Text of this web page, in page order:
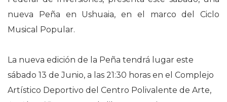
nueva Peña en Ushuaia, en el marco del Ciclo
Musical Popular.
La nueva edición de la Peña tendrá lugar este
sábado 13 de Junio, a las 21:30 horas en el Complejo
Artístico Deportivo del Centro Polivalente de Arte,